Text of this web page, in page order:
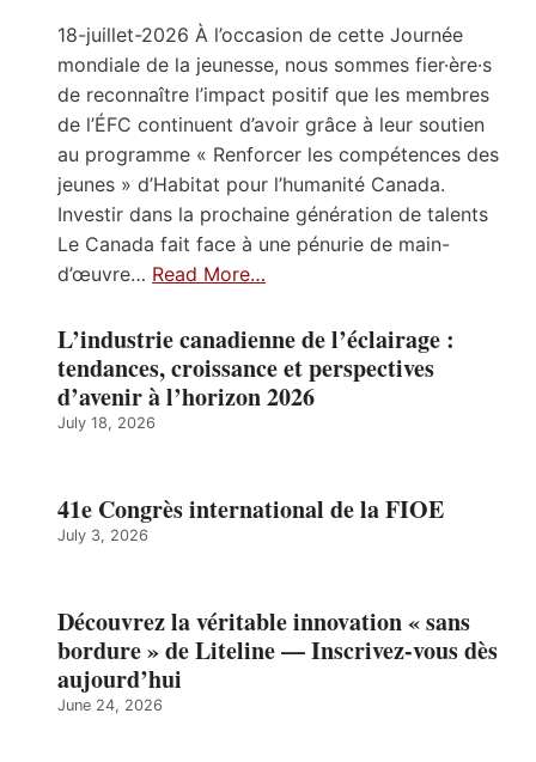
18-juillet-2026 À l’occasion de cette Journée
mondiale de la jeunesse, nous sommes fier·ère·s
de reconnaître l’impact positif que les membres
de l’ÉFC continuent d’avoir grâce à leur soutien
au programme « Renforcer les compétences des
jeunes » d’Habitat pour l’humanité Canada.
Investir dans la prochaine génération de talents
Le Canada fait face à une pénurie de main-
d’œuvre… Read More…
L’industrie canadienne de l’éclairage :
tendances, croissance et perspectives
d’avenir à l’horizon 2026
July 18, 2026
41e Congrès international de la FIOE
July 3, 2026
Découvrez la véritable innovation « sans
bordure » de Liteline — Inscrivez-vous dès
aujourd’hui
June 24, 2026